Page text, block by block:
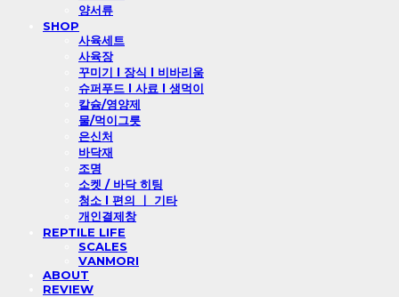
양서류
SHOP
사육세트
사육장
꾸미기 l 장식 l 비바리움
슈퍼푸드 l 사료 l 생먹이
칼슘/영양제
물/먹이그릇
은신처
바닥재
조명
소켓 / 바닥 히팅
청소 l 편의 ㅣ 기타
개인결제창
REPTILE LIFE
SCALES
VANMORI
ABOUT
REVIEW